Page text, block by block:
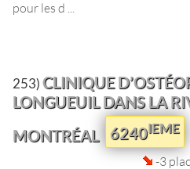
pour les d ...
253)CLINIQUE
LONGUEUIL DANS LA
MONTRÉAL
6240IEME
-3